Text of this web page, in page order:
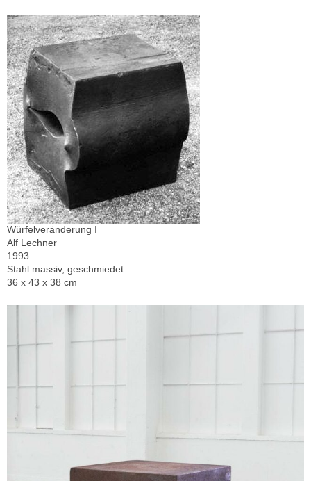
Würfelveränderung I
Alf Lechner
1993
Stahl massiv, geschmiedet
36 x 43 x 38 cm